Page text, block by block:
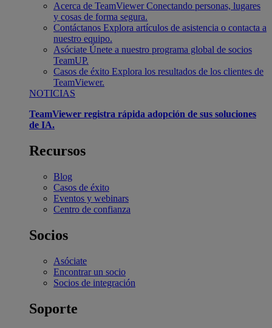
Acerca de TeamViewer Conectando personas, lugares
y cosas de forma segura.
Contáctanos Explora artículos de asistencia o contacta a
nuestro equipo.
Asóciate Únete a nuestro programa global de socios
TeamUP.
Casos de éxito Explora los resultados de los clientes de
TeamViewer.
NOTICIAS
TeamViewer registra rápida adopción de sus soluciones
de IA.
Recursos
Blog
Casos de éxito
Eventos y webinars
Centro de confianza
Socios
Asóciate
Encontrar un socio
Socios de integración
Soporte